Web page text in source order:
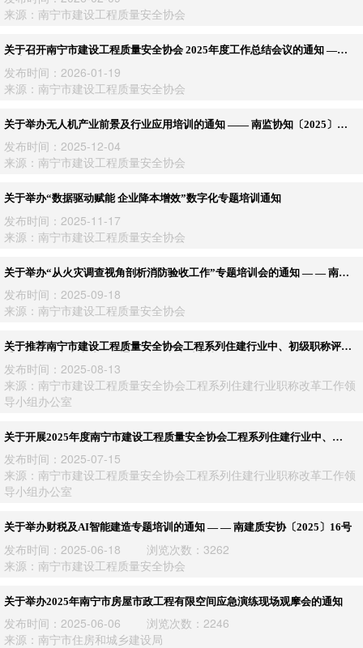
来源：南宁市建设工程质量安全协会
关于召开南宁市建设工程质量安全协会 2025年度工作总结会议的通知 ——
发布时间：2026-01-19
来源：南宁市建设工程质量安全协会
关于举办无人机产业前景及行业应用培训的通知 —— 南监协知〔2025〕32
发布时间：2025-12-04
来源：南宁市建设工程质量安全协会
关于举办“数据驱动赋能 企业降本增效”数字化专题培训通知
发布时间：2025-11-17
来源：南宁市建设工程质量安全协会
关于举办“从火灾调查视角剖析消防验收工作”专题培训会的通知 — — 南建
发布时间：2025-09-18
来源：南宁市建设工程质量安全协会
关于推荐南宁市建设工程质量安全协会工程系列住建行业中、初级职称评审
发布时间：2025-08-13
来源：南宁市建设工程质量安全协会工程系列住建行业职称改革工作领
导小组办公室
关于开展2025年度南宁市建设工程质量安全协会工程系列住建行业中、初
发布时间：2025-07-15
来源：南宁市建设工程质量安全协会工程系列住建行业职称改革工作领
导小组办公室
关于举办财税及AI智能建造专题培训的通知 — — 南建质安协〔2025〕16号
发布时间：2025-06-18 浏览次数：3262
来源：南宁市建设工程质量安全协会
关于举办2025年南宁市房屋市政工程有限空间应急演练现场观摩会的通知
发布时间：2025-06-06 浏览次数：2246
来源：南宁市住房和城乡建设局